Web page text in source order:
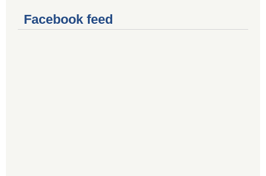
Facebook feed